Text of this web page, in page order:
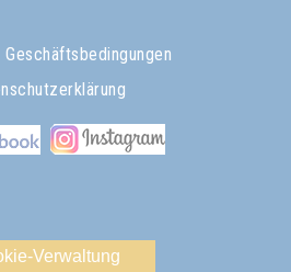
Verwaltung